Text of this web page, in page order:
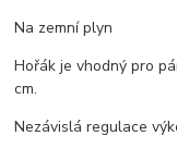
Na zemní plyn
Hořák je vhodný pro
cm.
Nezávislá regulace